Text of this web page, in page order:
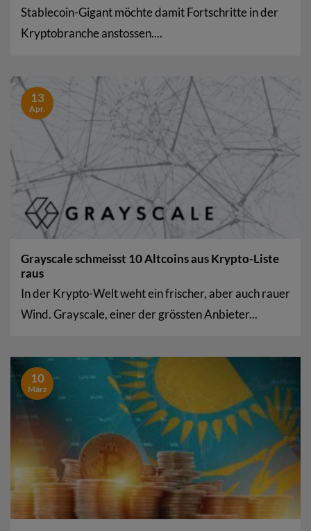
Stablecoin-Gigant möchte damit Fortschritte in der
Kryptobranche anstossen....
Grayscale schmeisst 10 Altcoins aus Krypto-Liste
raus
In der Krypto-Welt weht ein frischer, aber auch rauer
Wind. Grayscale, einer der grössten Anbieter...
13
Apr.
10
März